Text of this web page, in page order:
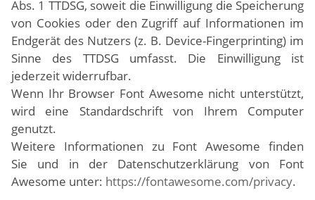
Abs. 1 TTDSG, soweit die Einwilligung die Speicherung
von Cookies oder den Zugriff auf Informationen im
Endgerät des Nutzers (z. B. Device-Fingerprinting) im
Sinne des TTDSG umfasst. Die Einwilligung ist
jederzeit widerrufbar.
Wenn Ihr Browser Font Awesome nicht unterstützt,
wird eine Standardschrift von Ihrem Computer
genutzt.
Weitere Informationen zu Font Awesome finden
Sie und in der Datenschutzerklärung von Font
Awesome unter: https://fontawesome.com/privacy.